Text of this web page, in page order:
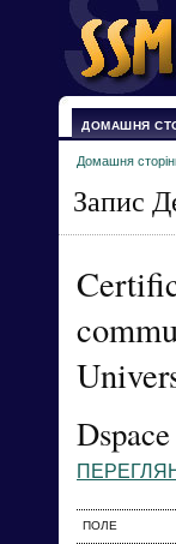
ДОМАШНЯ
Домашня
Запис
ПОЛЕ